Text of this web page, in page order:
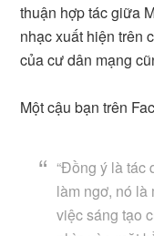
thuận hợp tác giữa
nhạc xuất hiện trên
của cư dân mạng
Một cậu bạn trên
“Đồng ý là tác
làm ngơ, nó là
việc sáng tạo